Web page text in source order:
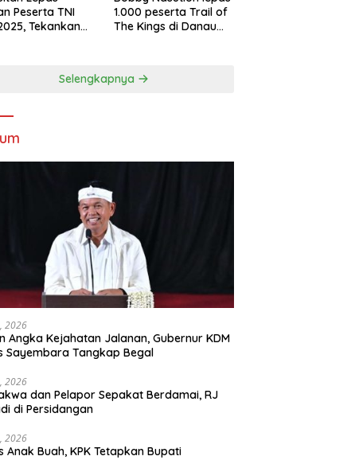
Peserta TNI
Tekankan
1.000 peserta Trail of
The Kings di Danau
Selengkapnya
2026
Angka Kejahatan Jalanan, Gubernur KDM
Sayembara Tangkap Begal
2026
dan Pelapor Sepakat Berdamai, RJ
di Persidangan
2026
Anak Buah, KPK Tetapkan Bupati